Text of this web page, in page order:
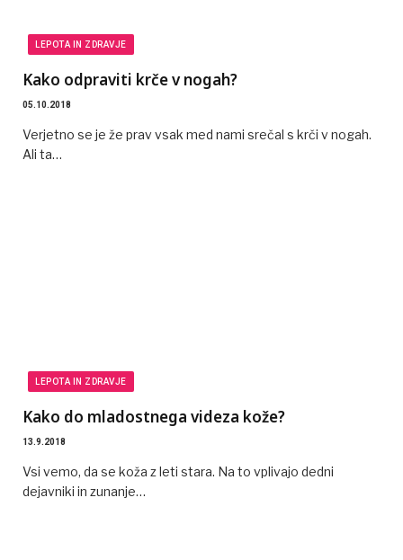
LEPOTA IN ZDRAVJE
Kako odpraviti krče v nogah?
05.10.2018
Verjetno se je že prav vsak med nami srečal s krči v nogah.
Ali ta…
LEPOTA IN ZDRAVJE
Kako do mladostnega videza kože?
13.9.2018
Vsi vemo, da se koža z leti stara. Na to vplivajo dedni
dejavniki in zunanje…